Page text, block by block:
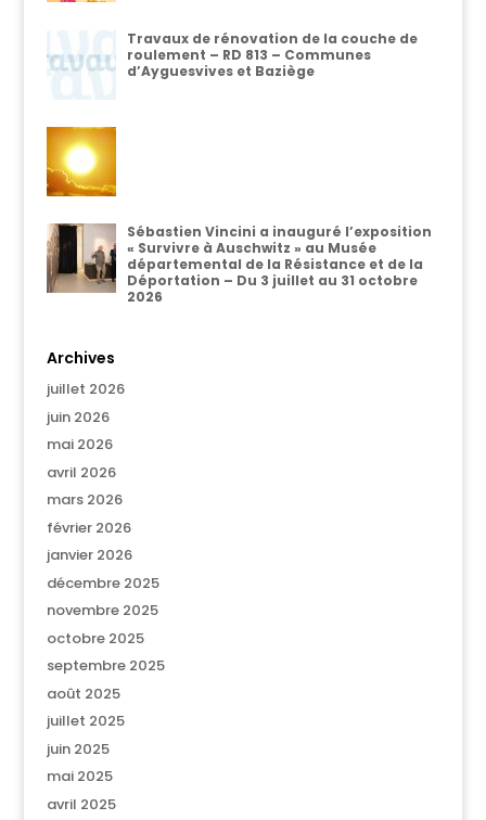
Travaux de rénovation de la couche de
roulement – RD 813 – Communes
d’Ayguesvives et Baziège
Sébastien Vincini a inauguré l’exposition
« Survivre à Auschwitz » au Musée
départemental de la Résistance et de la
Déportation – Du 3 juillet au 31 octobre
2026
Archives
juillet 2026
juin 2026
mai 2026
avril 2026
mars 2026
février 2026
janvier 2026
décembre 2025
novembre 2025
octobre 2025
septembre 2025
août 2025
juillet 2025
juin 2025
mai 2025
avril 2025